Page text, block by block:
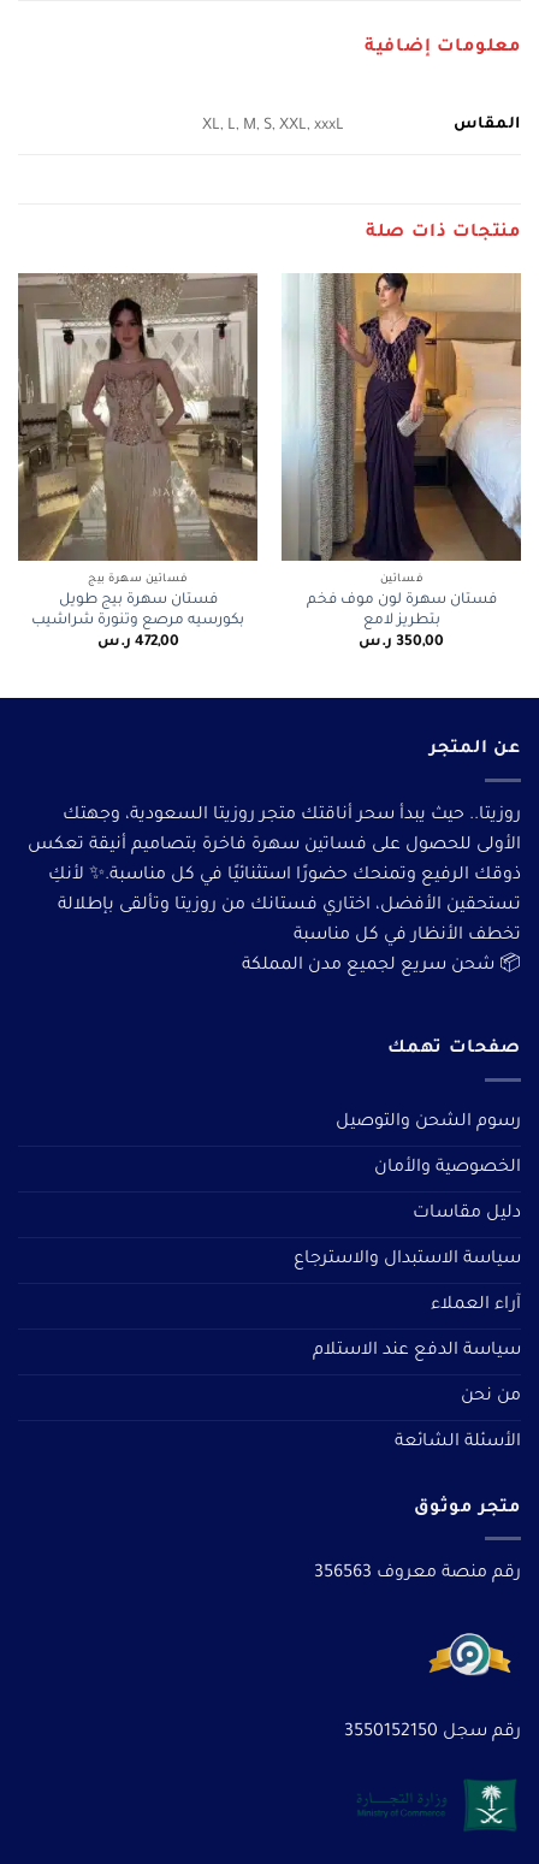
معلومات إضافية
المقاس XL, L, M, S, XXL, xxxL
منتجات ذات صلة
فساتين
فستان سهرة لون موف فخم
بتطريز لامع
350,00 ر.س
فساتين سهرة بيج
فستان سهرة بيج طويل
بكورسيه مرصع وتنورة شراشيب
472,00 ر.س
عن المتجر
روزيتا.. حيث يبدأ سحر أناقتك متجر روزيتا السعودية، وجهتك
الأولى للحصول على فساتين سهرة فاخرة بتصاميم أنيقة تعكس
ذوقك الرفيع وتمنحك حضورًا استثنائيًا في كل مناسبة.✨ لأنكِ
تستحقين الأفضل، اختاري فستانك من روزيتا وتألقى بإطلالة
تخطف الأنظار في كل مناسبة
📦 شحن سريع لجميع مدن المملكة
صفحات تهمك
رسوم الشحن والتوصيل
الخصوصية والأمان
دليل مقاسات
سياسة الاستبدال والاسترجاع
آراء العملاء
سياسة الدفع عند الاستلام
من نحن
الأسئلة الشائعة
متجر موثوق
رقم منصة معروف 356563
رقم سجل 3550152150